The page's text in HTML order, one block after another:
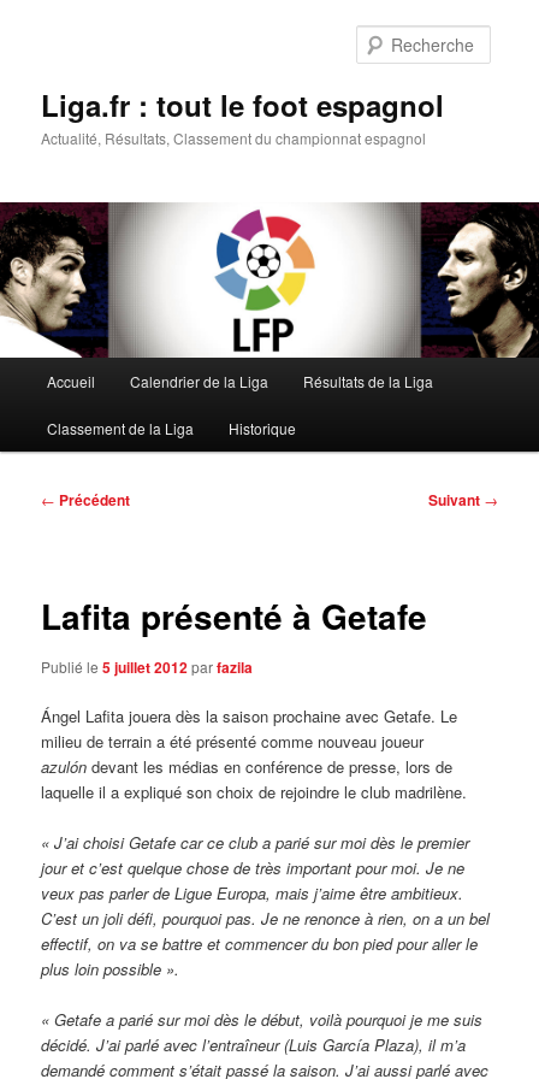
Liga.fr : tout le foot espagnol
Actualité, Résultats, Classement du championnat espagnol
principal
Accueil Calendrier de la Liga Résultats de la Liga
Classement de la Liga Historique
Navigation
← Précédent Suivant →
Lafita présenté à Getafe
Publié le5 juillet 2012parfazila
Ángel Lafita jouera dès la saison prochaine avec Getafe. Le
milieu de terrain a été présenté comme nouveau joueur
azulóndevant les médias en conférence de presse, lors de
laquelle il a expliqué son choix de rejoindre le club madrilène.
« J’ai choisi Getafe car ce club a parié sur moi dès le premier
jour et c’est quelque chose de très important pour moi. Je ne
veux pas parler de Ligue Europa, mais j’aime être ambitieux.
C’est un joli défi, pourquoi pas. Je ne renonce à rien, on a un bel
effectif, on va se battre et commencer du bon pied pour aller le
plus loin possible ».
« Getafe a parié sur moi dès le début, voilà pourquoi je me suis
décidé. J’ai parlé avec l’entraîneur (Luis García Plaza), il m’a
demandé comment s’était passé la saison. J’ai aussi parlé avec